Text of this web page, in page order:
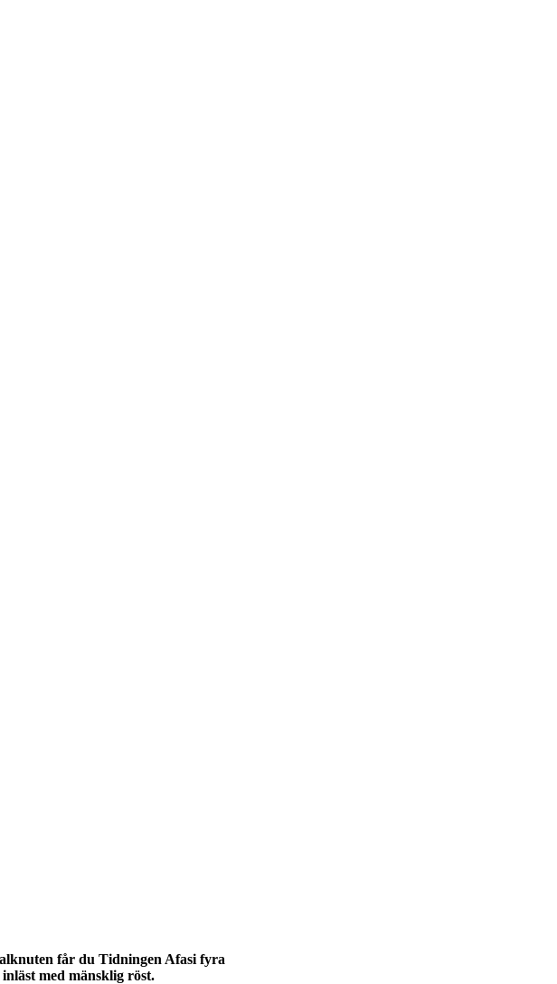
får du Tidningen Afasi fyra
med mänsklig röst.